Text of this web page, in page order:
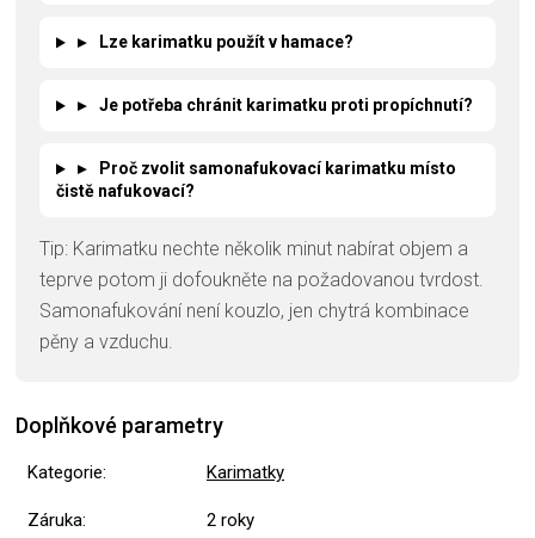
▸ Lze karimatku použít v hamace?
▸ Je potřeba chránit karimatku proti propíchnutí?
▸
Proč zvolit samonafukovací karimatku místo
čistě nafukovací?
Tip: Karimatku nechte několik minut nabírat objem a
teprve potom ji dofoukněte na požadovanou tvrdost.
Samonafukování není kouzlo, jen chytrá kombinace
pěny a vzduchu.
Doplňkové parametry
Kategorie: Karimatky
Záruka: 2 roky